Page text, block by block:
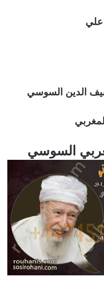
علي
الدين السوسي
السوسي